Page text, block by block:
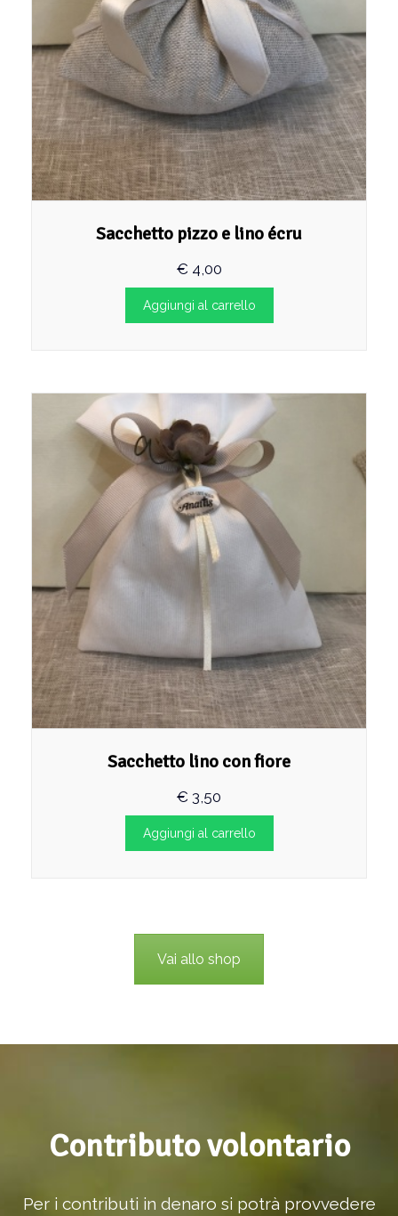
Sacchetto pizzo e lino écru
€ 4,00
Aggiungi al carrello
Sacchetto lino con fiore
€ 3,50
Aggiungi al carrello
Vai allo shop
Contributo volontario
Per i contributi in denaro si potrà provvedere